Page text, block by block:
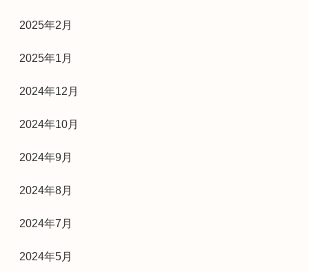
2025年2月
2025年1月
2024年12月
2024年10月
2024年9月
2024年8月
2024年7月
2024年5月